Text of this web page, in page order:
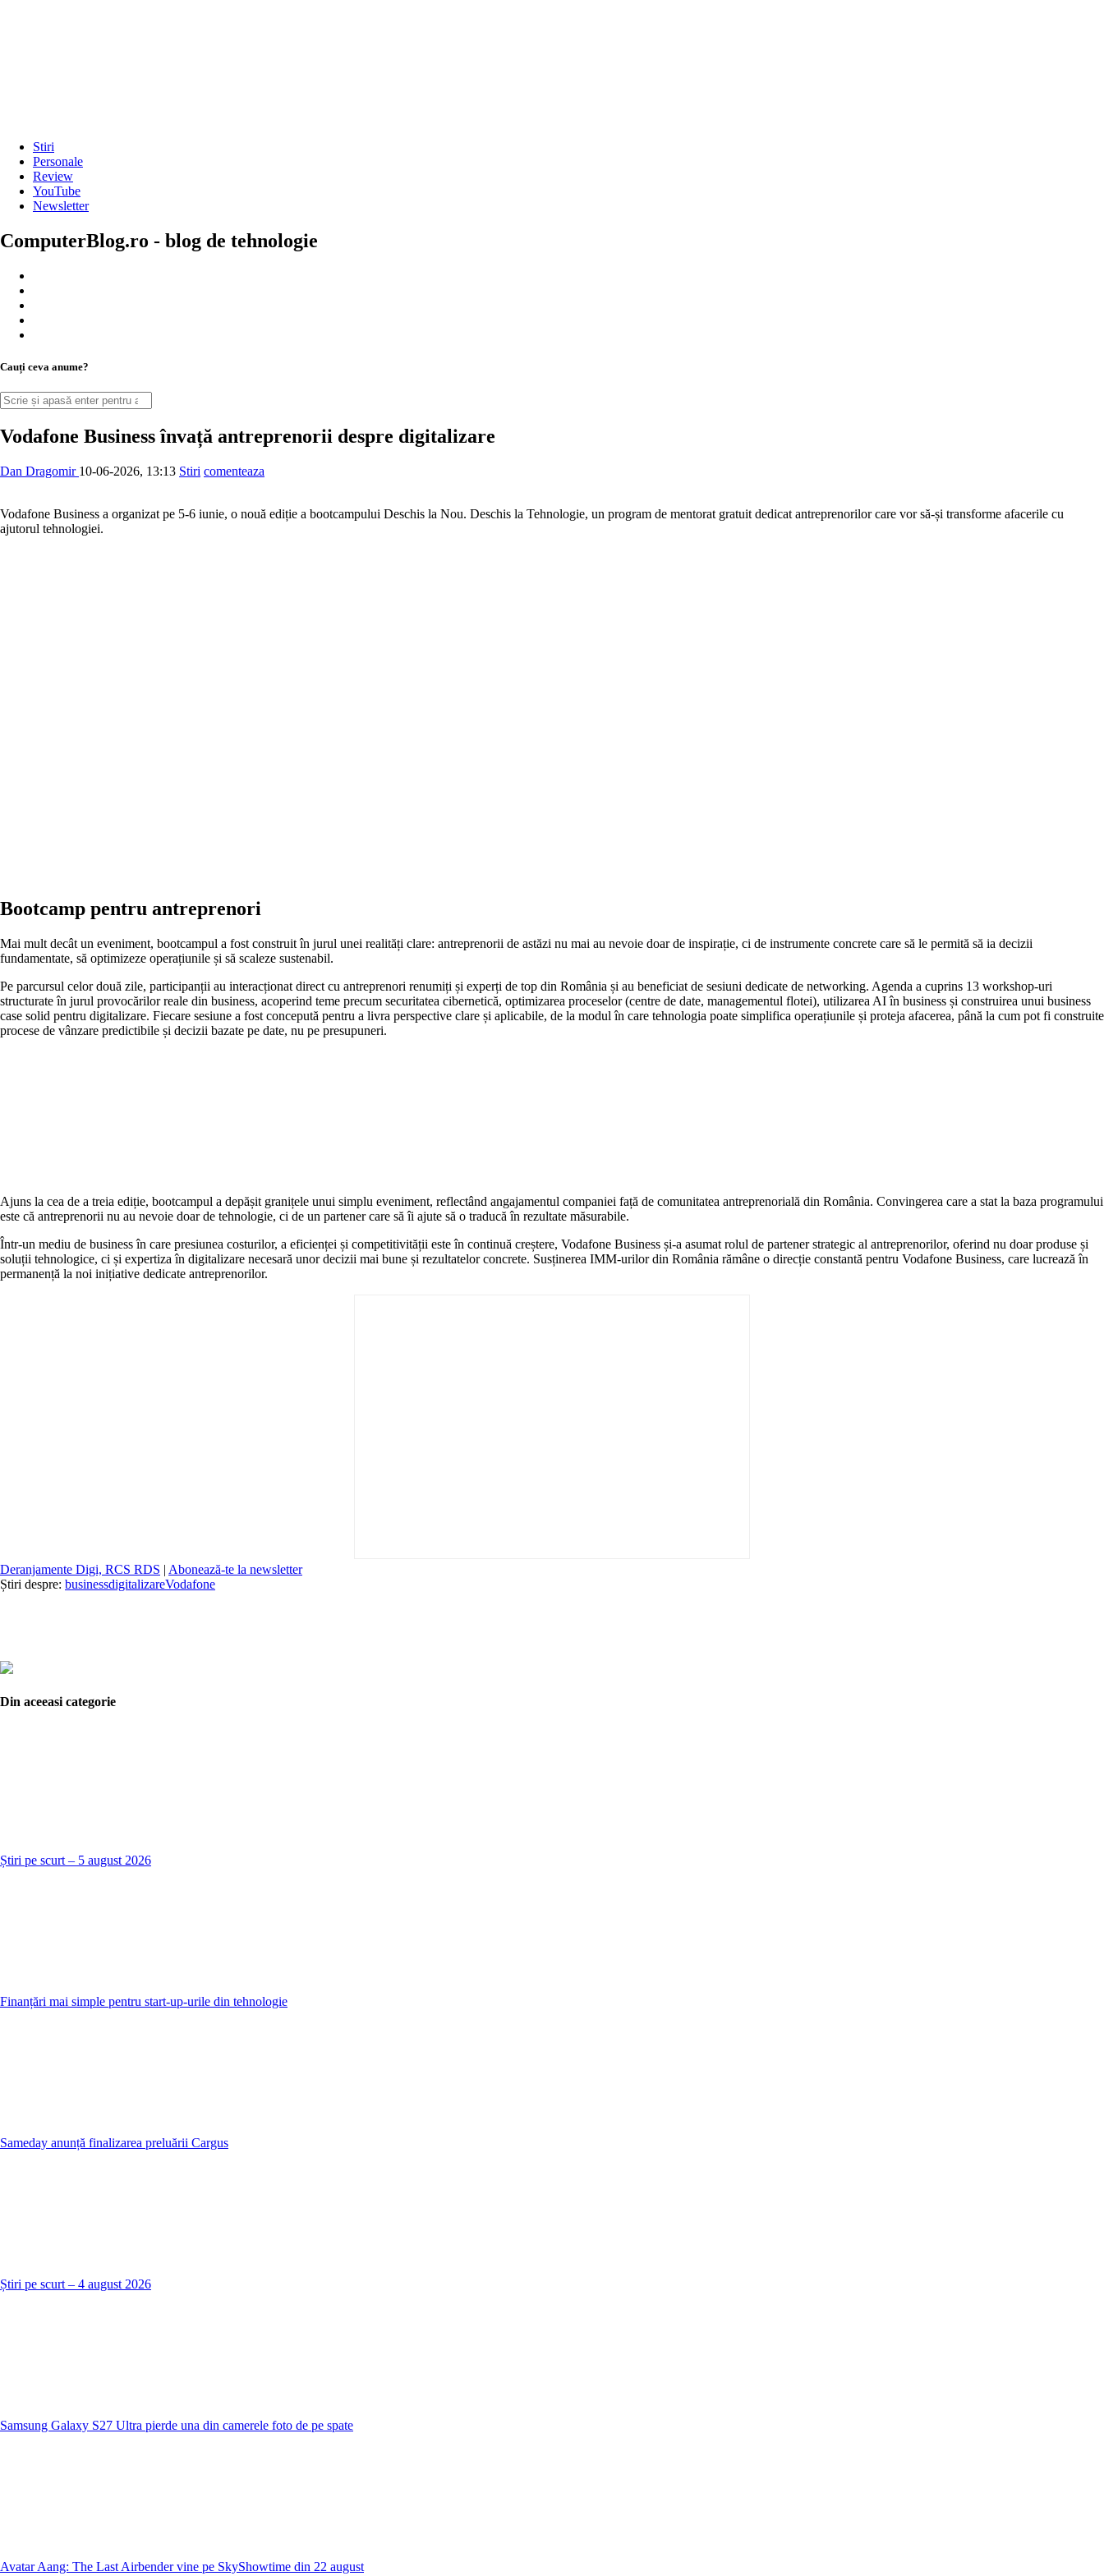
Stiri
Personale
Review
YouTube
Newsletter
ComputerBlog.ro - blog de tehnologie
Cauți ceva anume?
Vodafone Business învață antreprenorii despre digitalizare
Dan Dragomir 10-06-2026, 13:13 Stiri comenteaza
Vodafone Business a organizat pe 5-6 iunie, o nouă ediție a bootcampului Deschis la Nou. Deschis la Tehnologie, un program de mentorat gratuit dedicat antreprenorilor care vor să-și transforme afacerile cu
ajutorul tehnologiei.
Bootcamp pentru antreprenori
Mai mult decât un eveniment, bootcampul a fost construit în jurul unei realități clare: antreprenorii de astăzi nu mai au nevoie doar de inspirație, ci de instrumente concrete care să le permită să ia decizii
fundamentate, să optimizeze operațiunile și să scaleze sustenabil.
Pe parcursul celor două zile, participanții au interacționat direct cu antreprenori renumiți și experți de top din România și au beneficiat de sesiuni dedicate de networking. Agenda a cuprins 13 workshop-uri
structurate în jurul provocărilor reale din business, acoperind teme precum securitatea cibernetică, optimizarea proceselor (centre de date, managementul flotei), utilizarea AI în business și construirea unui business
case solid pentru digitalizare. Fiecare sesiune a fost concepută pentru a livra perspective clare și aplicabile, de la modul în care tehnologia poate simplifica operațiunile și proteja afacerea, până la cum pot fi construite
procese de vânzare predictibile și decizii bazate pe date, nu pe presupuneri.
Ajuns la cea de a treia ediție, bootcampul a depășit granițele unui simplu eveniment, reflectând angajamentul companiei față de comunitatea antreprenorială din România. Convingerea care a stat la baza programului
este că antreprenorii nu au nevoie doar de tehnologie, ci de un partener care să îi ajute să o traducă în rezultate măsurabile.
Într-un mediu de business în care presiunea costurilor, a eficienței și competitivității este în continuă creștere, Vodafone Business și-a asumat rolul de partener strategic al antreprenorilor, oferind nu doar produse și
soluții tehnologice, ci și expertiza în digitalizare necesară unor decizii mai bune și rezultatelor concrete. Susținerea IMM-urilor din România rămâne o direcție constantă pentru Vodafone Business, care lucrează în
permanență la noi inițiative dedicate antreprenorilor.
Deranjamente Digi, RCS RDS | Abonează-te la newsletter
Știri despre: businessdigitalizareVodafone
Din aceeasi categorie
Știri pe scurt – 5 august 2026
Finanțări mai simple pentru start-up-urile din tehnologie
Sameday anunță finalizarea preluării Cargus
Știri pe scurt – 4 august 2026
Samsung Galaxy S27 Ultra pierde una din camerele foto de pe spate
Avatar Aang: The Last Airbender vine pe SkyShowtime din 22 august